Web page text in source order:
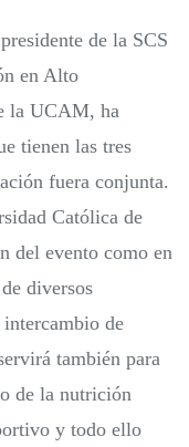
de la SCS
en Alto
la UCAM, ha
tienen las tres
fuera conjunta.
Católica de
del evento como en
diversos
intercambio de
también para
de la nutrición
y todo ello